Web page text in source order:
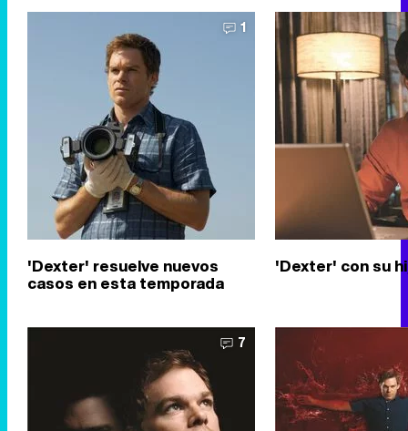
1
'Dexter' resuelve nuevos
casos en esta temporada
'Dexter' con su
7